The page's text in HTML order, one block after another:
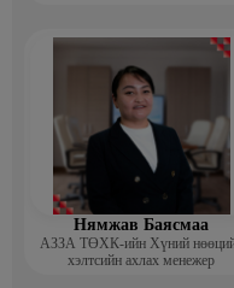
Нямжав Баясмаа
АЗЗА ТӨХК-ийн Хүний
хэлтсийн ахлах менежер